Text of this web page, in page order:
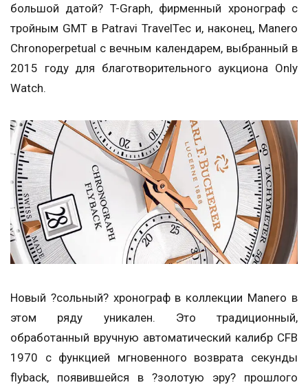
большой датой? T-Graph, фирменный хронограф с
тройным GMT в Patravi TravelTec и, наконец, Manero
Chronoperpetual с вечным календарем, выбранный в
2015 году для благотворительного аукциона Only
Watch.
Новый ?сольный? хронограф в коллекции Manero в
этом ряду уникален. Это традиционный,
обработанный вручную автоматический калибр CFB
1970 с функцией мгновенного возврата секунды
flyback, появившейся в ?золотую эру? прошлого